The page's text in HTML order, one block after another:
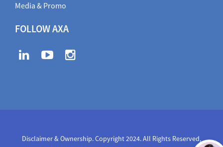
Media & Promo
FOLLOW AXA
Disclaimer & Ownership. Copyright 2024. All Rights Reserved,